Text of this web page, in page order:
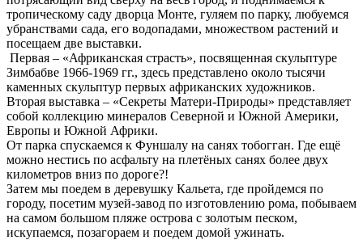
тропическому саду дворца Монте, гуляем по парку, любуемся
убранствами сада, его водопадами, множеством растений и
посещаем две выставки.
Первая – «Африканская страсть», посвященная скульптуре
Зимбабве 1966-1969 гг., здесь представлено около тысячи
каменных скульптур первых африканских художников.
Вторая выставка – «Секреты Матери-Природы» представляет
собой коллекцию минералов Северной и Южной Америки,
Европы и Южной Африки.
От парка спускаемся к Фуншалу на санях тобогган. Где ещё
можно нестись по асфальту на плетёных санях более двух
километров вниз по дороге?!
Затем мы поедем в деревушку Кальета, где пройдемся по
городу, посетим музей-завод по изготовлению рома, побываем
на самом большом пляже острова с золотым песком,
искупаемся, позагораем и поедем домой ужинать.